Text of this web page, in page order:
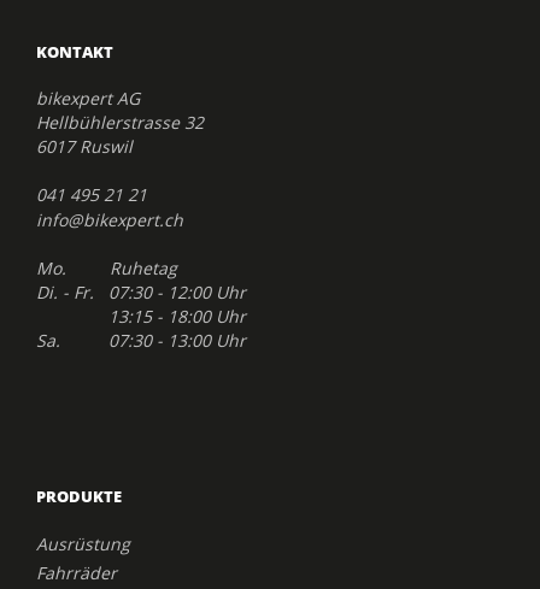
KONTAKT
bikexpert AG
Hellbühlerstrasse 32
6017 Ruswil
041 495 21 21
info@bikexpert.ch
Mo. Ruhetag
Di. - Fr. 07:30 - 12:00 Uhr
13:15 - 18:00 Uhr
Sa. 07:30 - 13:00 Uhr
PRODUKTE
Ausrüstung
Fahrräder